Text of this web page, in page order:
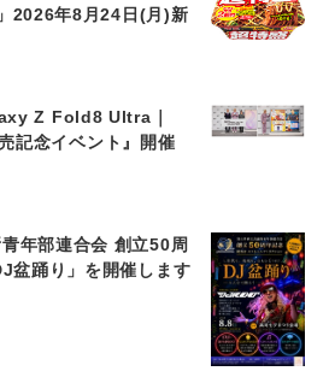
2026年8月24日(月)新
Z Fold8 Ultra｜
記念イベント』開催
年部連合会 創立50周
盆踊り」を開催します